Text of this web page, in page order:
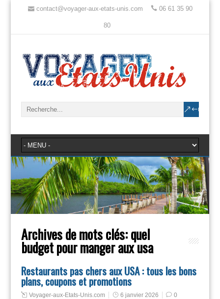
contact@voyager-aux-etats-unis.com 06 61 35 90
80
Archives de mots clés:quel
budget pour manger aux usa
Restaurants pas chers aux USA : tous les bons
plans, coupons et promotions
Voyager-aux-Etats-Unis.com 6 janvier 2026
0